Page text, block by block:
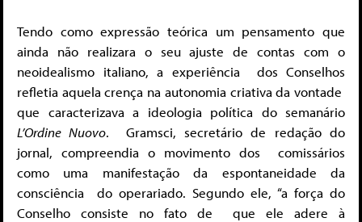
Tendo como expressão teórica um pensamento que
ainda não realizara o seu ajuste de contas com o
neoidealismo italiano, a experiência dos Conselhos
refletia aquela crença na autonomia criativa da vontade
que caracterizava a ideologia política do semanário
L’Ordine Nuovo. Gramsci, secretário de redação do
jornal, compreendia o movimento dos comissários
como uma manifestação da espontaneidade da
consciência do operariado. Segundo ele, “a força do
Conselho consiste no fato deque ele adere à